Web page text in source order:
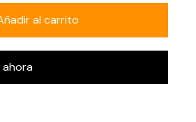
al carrito
ahora